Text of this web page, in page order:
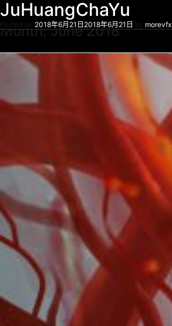
Month:June 2018
Ever Since We Love
Posted on 2018年6月21日 2018年6月21日 by morevfx
Back To The Gala
Posted on 2018年6月21日 2018年6月21日 by morevfx
The Great Hypnotist
Posted on 2018年6月21日 2018年6月21日 by morevfx
U-MASK
Posted on 2018年6月21日 2018年6月21日 by morevfx
Emperor's Holidays
Posted on 2018年6月21日 2018年6月21日 by morevfx
The Monkey King
Posted on 2018年6月21日 2018年6月21日 by morevfx
Dragon Oath
Posted on 2018年6月21日 2018年6月21日 by morevfx
Guns N' Roses
Posted on 2018年6月21日 2018年6月21日 by morevfx
Turandot
Posted on 2018年6月21日 2018年6月21日 by morevfx
JuHuangChaYu
Posted on 2018年6月21日 2018年6月21日 by morevfx